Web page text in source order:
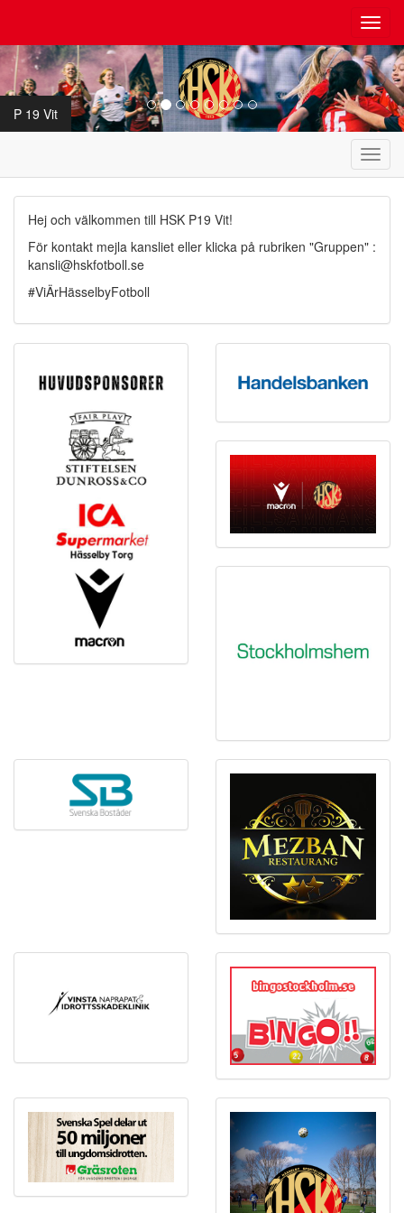
P 19 Vit
Hej och välkommen till HSK P19 Vit!
För kontakt mejla kansliet eller klicka på rubriken "Gruppen" :
kansli@hskfotboll.se
#ViÄrHässelbyFotboll